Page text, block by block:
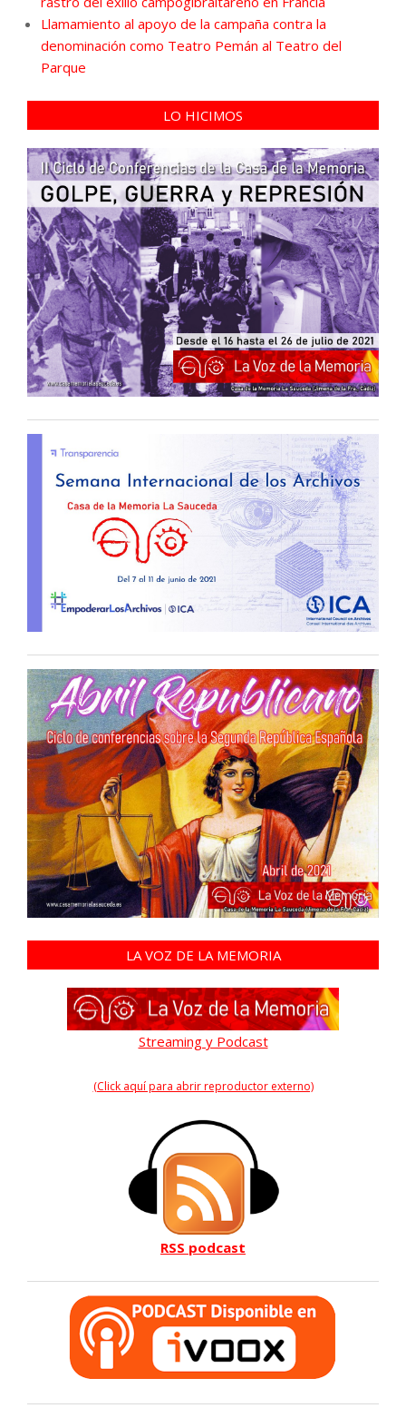
Llamamiento al apoyo de la campaña contra la
denominación como Teatro Pemán al Teatro del
Parque
LO HICIMOS
LA VOZ DE LA MEMORIA
Streaming y Podcast
(Click aquí para abrir reproductor externo)
RSS podcast